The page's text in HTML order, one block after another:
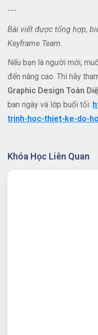
---
Bài viết được tổng hợp,
Keyframe Team.
Nếu bạn là người mới,
đến nâng cao. Thì hãy
Graphic Design Toàn
ban ngày và lớp buổi tối:
trinh-hoc-thiet-ke-do-
Khóa Học Liên Quan